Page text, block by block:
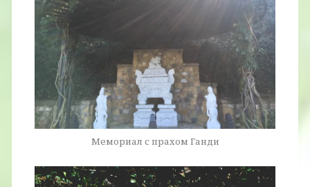
Мемориал с прахом Ганди